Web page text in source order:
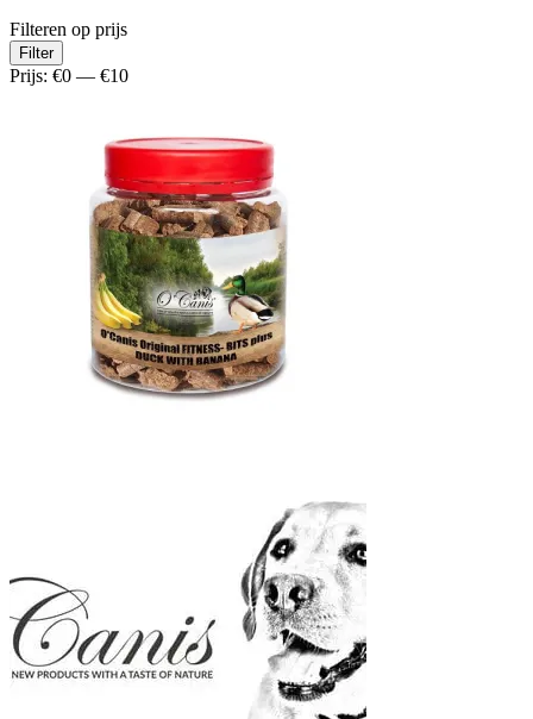
Filteren op prijs
Min.
prijs
Max.
prijs
Filter
Prijs: €0 — €10